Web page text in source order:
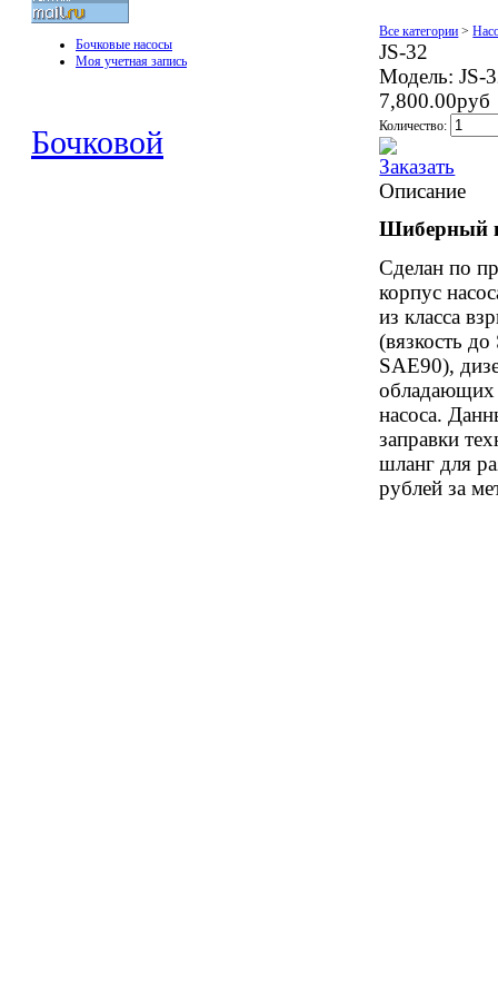
Все категории >
JS-32
Модель: JS-
7,800.00руб
Количество:
Описание
Шиберный
Сделан по
корпус
из класса
(вязкость
SAE90),
обладающих
насоса.
заправки
шланг для
рублей за
Бочковые насосы
Моя учетная запись
Бочковой